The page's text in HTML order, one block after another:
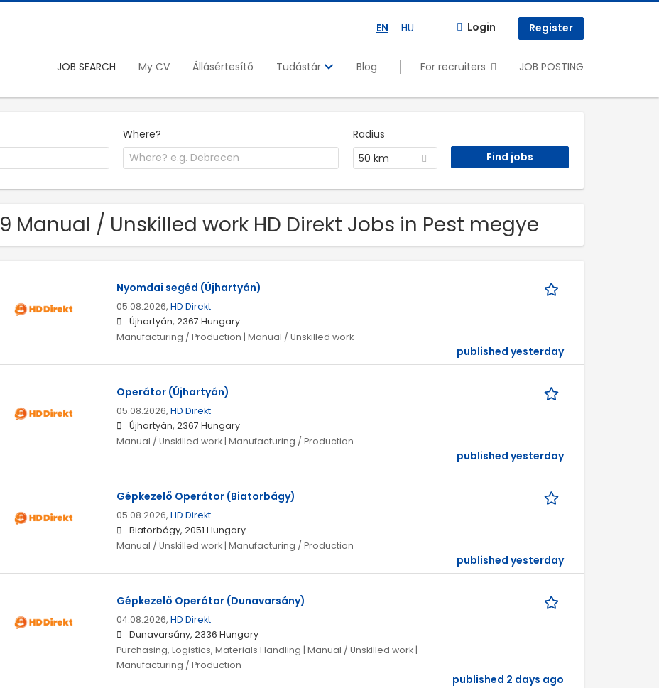
EN HU Login Register
JOB SEARCH My CV Állásértesítő Tudástár Blog For recruiters JOB POSTING
Where?
Radius
50 km
9 Manual / Unskilled work HD Direkt Jobs in Pest megye
Nyomdai segéd (Újhartyán)
05.08.2026, HD Direkt
Újhartyán, 2367 Hungary
Manufacturing / Production | Manual / Unskilled work
published yesterday
Operátor (Újhartyán)
05.08.2026, HD Direkt
Újhartyán, 2367 Hungary
Manual / Unskilled work | Manufacturing / Production
published yesterday
Gépkezelő Operátor (Biatorbágy)
05.08.2026, HD Direkt
Biatorbágy, 2051 Hungary
Manual / Unskilled work | Manufacturing / Production
published yesterday
Gépkezelő Operátor (Dunavarsány)
04.08.2026, HD Direkt
Dunavarsány, 2336 Hungary
Purchasing, Logistics, Materials Handling | Manual / Unskilled work |
Manufacturing / Production
published 2 days ago